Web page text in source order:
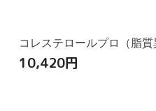
コレステロールプロ（脂
10,420円